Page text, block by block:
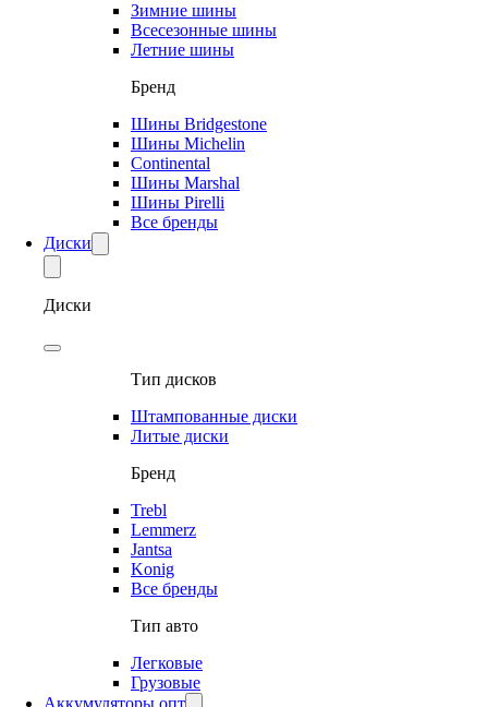
Зимние шины
Всесезонные шины
Летние шины
Бренд
Шины Bridgestone
Шины Michelin
Continental
Шины Marshal
Шины Pirelli
Все бренды
Диски
Диски
Тип дисков
Штампованные диски
Литые диски
Бренд
Trebl
Lemmerz
Jantsa
Konig
Все бренды
Тип авто
Легковые
Грузовые
Аккумуляторы опт